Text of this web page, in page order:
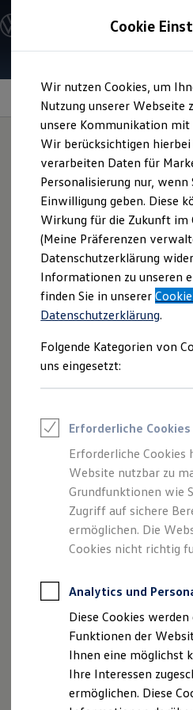
Hauptinhalt
springen
Footer
springen
Modelle & Konfigurator
Modelle konfigurieren
Vorgängermodelle und
Oldtimer
Bulli Historie
Branchenlösungen &
Umbaulösungen und
Auf- und Umbauten
Groß- und
Großkunden
Kommunen &
Journalisten
Sportvereine
Branchenlösungen
Bau & Handwerk
Gewerbliche
Service &
Kurier, Logistik &
Feuerwehr
Rettungsdienste
ONE Business ID Vorteile
Fahrzeugsuche & Marktplatz
Digitaler Marktplatz
Kauf & Finanzierung
Online-
Aktionen & Angebote
E-Auto-Förderung
Für Privatkunden
Für
Profi Paket
TopDeal
Zertifizierte
Für Privatkunden
Für
Leasing
Für Privatkunden
Für
Versicherungen &
Garantien
Technische
ID. Buzz
Alles drin:
mobiler
unterwegs
Cookie
Wir nutzen Cookies, um
Nutzung unserer Webseite
unsere Kommunikation mit
Wir berücksichtigen
verarbeiten Daten für
Personalisierung nur, wenn
Einwilligung geben. Diese
Wirkung für die Zukunft im
(Meine Präferenzen
Datenschutzerklärung
Informationen zu unseren
finden Sie in unserer
Datenschutzerklärung.
Folgende Kategorien von
uns eingesetzt:
Erforderliche Cookies
Erforderliche Cookies
Website nutzbar zu
Grundfunktionen wie
Zugriff auf sichere
ermöglichen. Die
Cookies nicht richtig
Analytics und
Diese Cookies
Funktionen der
Ihnen eine möglichst
Ihre Interessen
ermöglichen. Diese